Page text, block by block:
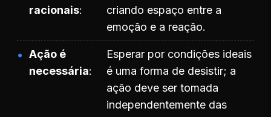
racionais
criando espaço entre a
emoção e a reação.
Ação é
necessária
Esperar por condições ideais
é uma forma de desistir; a
ação deve ser tomada
independentemente das